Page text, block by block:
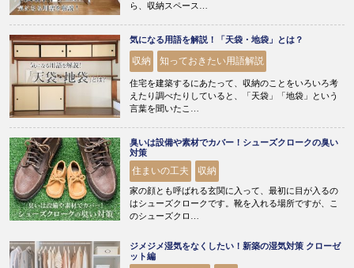
ら、収納スペース…
気になる用語を解説！「天袋・地袋」とは？
収納 知っておきたい用語解説
住宅を建築するにあたって、収納のことをいろいろ考
えたり調べたりしていると、「天袋」「地袋」という
言葉を聞いたこ…
臭いは設備や素材でカバー！シューズクロークの臭い
対策
住まいの工夫 収納
家の顔とも呼ばれる玄関に入って、最初に目が入るの
はシューズクロークです。靴を入れる場所ですが、こ
のシューズクロ…
ジメジメ湿気をなくしたい！新築の湿気対策 クローゼ
ット編